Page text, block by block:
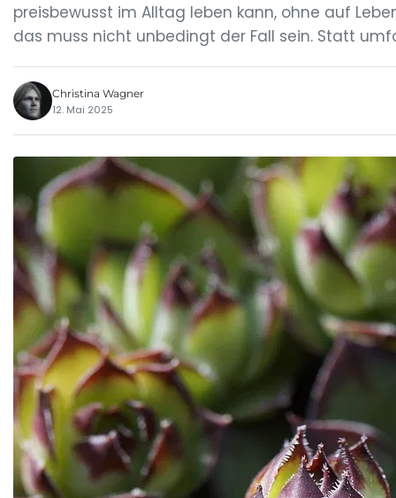
preisbewusst im Alltag leben kann, ohne auf
das muss nicht unbedingt der Fall sein. Statt
Christina Wagner
12. Mai 2025